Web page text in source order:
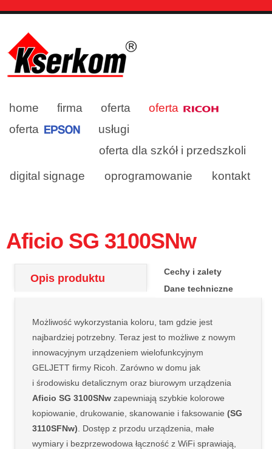
home firma oferta
oferta
oferta
usługi
oferta dla szkół i przedszkoli
digital signage
oprogramowanie kontakt
Aficio SG 3100SNw
Opis produktu
Cechy i zalety
Dane techniczne
Możliwość wykorzystania koloru, tam gdzie jest
najbardziej potrzebny. Teraz jest to możliwe z nowym
innowacyjnym urządzeniem wielofunkcyjnym
GELJETT firmy Ricoh. Zarówno w domu jak
i środowisku detalicznym oraz biurowym urządzenia
Aficio SG 3100SNw zapewniają szybkie kolorowe
kopiowanie, drukowanie, skanowanie i faksowanie(SG
3110SFNw) . Dostęp z przodu urządzenia, małe
wymiary i bezprzewodowa łączność z WiFi sprawiają,